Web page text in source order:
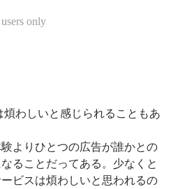
only
煩わしいと感じられることもあ
よりひとつの広告が誰かとの
ることだってある。少なくと
ビスは煩わしいと思われるの